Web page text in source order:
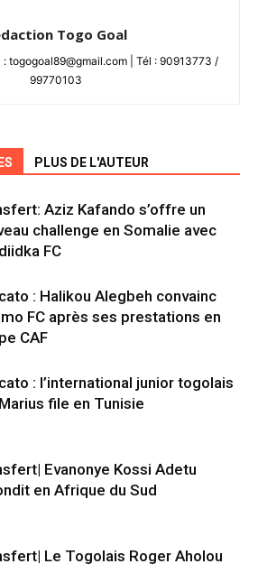
Togo Goal
: togogoal89@gmail.com | Tél : 90913773 /
99770103
PLUS DE L'AUTEUR
Aziz Kafando s’offre un
challenge en Somalie avec
FC
: Halikou Alegbeh convainc
FC après ses prestations en
CAF
: l’international junior togolais
file en Tunisie
Evanonye Kossi Adetu
en Afrique du Sud
Le Togolais Roger Aholou